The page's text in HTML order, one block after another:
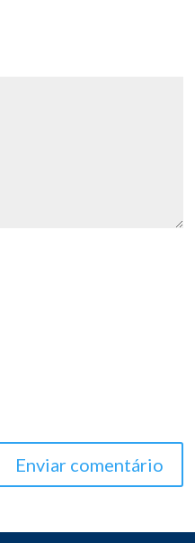
Enviar comentário